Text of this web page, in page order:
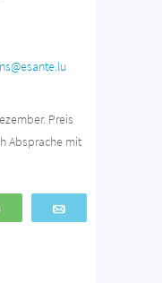
Preis
Absprache mit
WhatsApp